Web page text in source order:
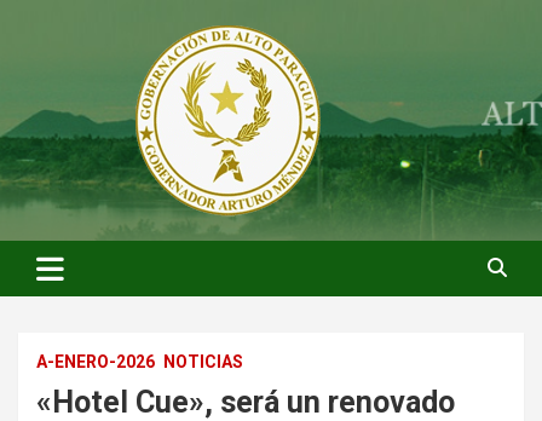
ARTUROMENDEZ.ORG
ARTURO MENDEZ GOBERNADOR 2023
A-ENERO-2026 NOTICIAS
«Hotel Cue», será un renovado